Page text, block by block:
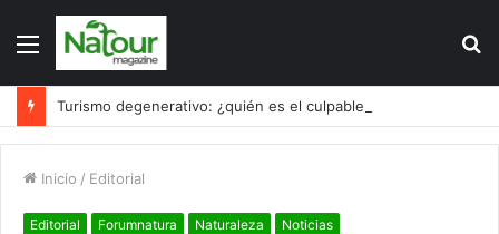
Menú
Inicio / Editorial
Editorial Forumnatura Naturaleza Noticias